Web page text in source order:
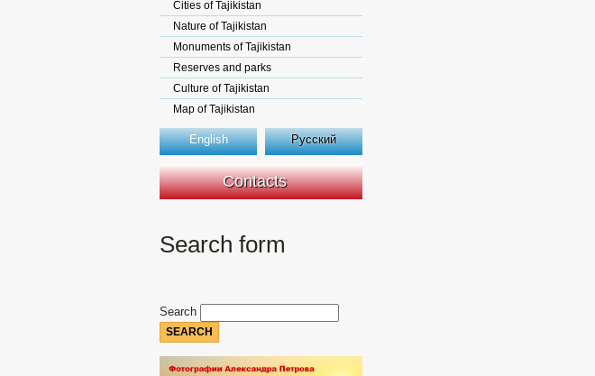
Cities of Tajikistan
Nature of Tajikistan
Monuments of Tajikistan
Reserves and parks
Culture of Tajikistan
Map of Tajikistan
English Русский
Contacts
Search form
Search